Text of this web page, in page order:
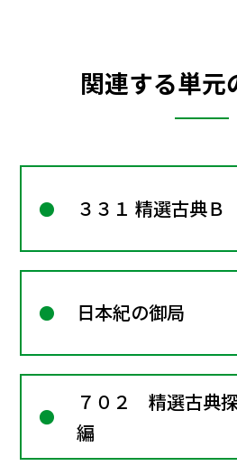
関連する単元
３３１ 精選古典Ｂ
日本紀の御局
７０２ 精選古典
編